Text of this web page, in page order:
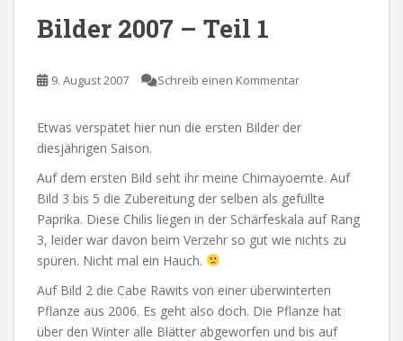
Bilder 2007 – Teil 1
9. August 2007 Schreib einen Kommentar
Etwas verspätet hier nun die ersten Bilder der
diesjährigen Saison.
Auf dem ersten Bild seht ihr meine Chimayoernte. Auf
Bild 3 bis 5 die Zubereitung der selben als gefüllte
Paprika. Diese Chilis liegen in der Schärfeskala auf Rang
3, leider war davon beim Verzehr so gut wie nichts zu
spüren. Nicht mal ein Hauch.
Auf Bild 2 die Cabe Rawits von einer überwinterten
Pflanze aus 2006. Es geht also doch. Die Pflanze hat
über den Winter alle Blätter abgeworfen und bis auf